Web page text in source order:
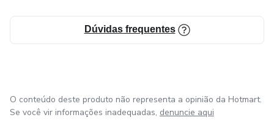
Dúvidas frequentes
O conteúdo deste produto não representa a opinião da Hotmart.
Se você vir informações inadequadas, denuncie aqui